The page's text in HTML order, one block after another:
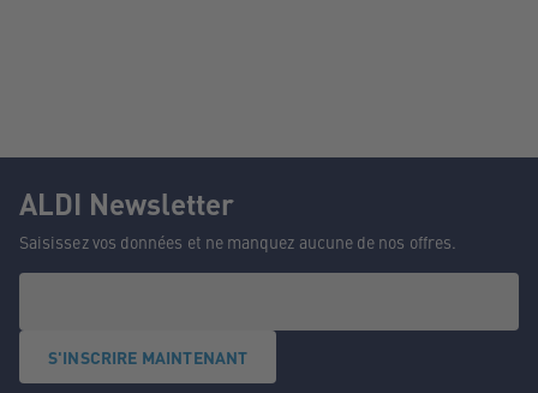
ALDI Newsletter
Saisissez vos données et ne manquez aucune de nos offres.
S'INSCRIRE MAINTENANT